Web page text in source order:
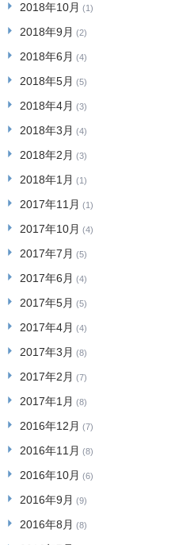
2018年10月 (1)
2018年9月 (2)
2018年6月 (4)
2018年5月 (5)
2018年4月 (3)
2018年3月 (4)
2018年2月 (3)
2018年1月 (1)
2017年11月 (1)
2017年10月 (4)
2017年7月 (5)
2017年6月 (4)
2017年5月 (5)
2017年4月 (4)
2017年3月 (8)
2017年2月 (7)
2017年1月 (8)
2016年12月 (7)
2016年11月 (8)
2016年10月 (6)
2016年9月 (9)
2016年8月 (8)